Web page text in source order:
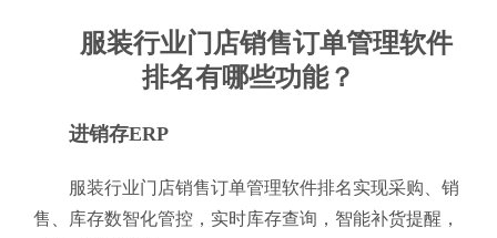
服装行业门店销售订单管理软件
排名有哪些功能？
进销存ERP
服装行业门店销售订单管理软件排名实现采购、销
售、库存数智化管控，实时库存查询，智能补货提醒，